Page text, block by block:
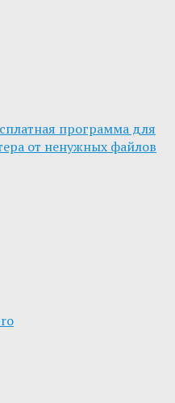
программа для
от ненужных файлов